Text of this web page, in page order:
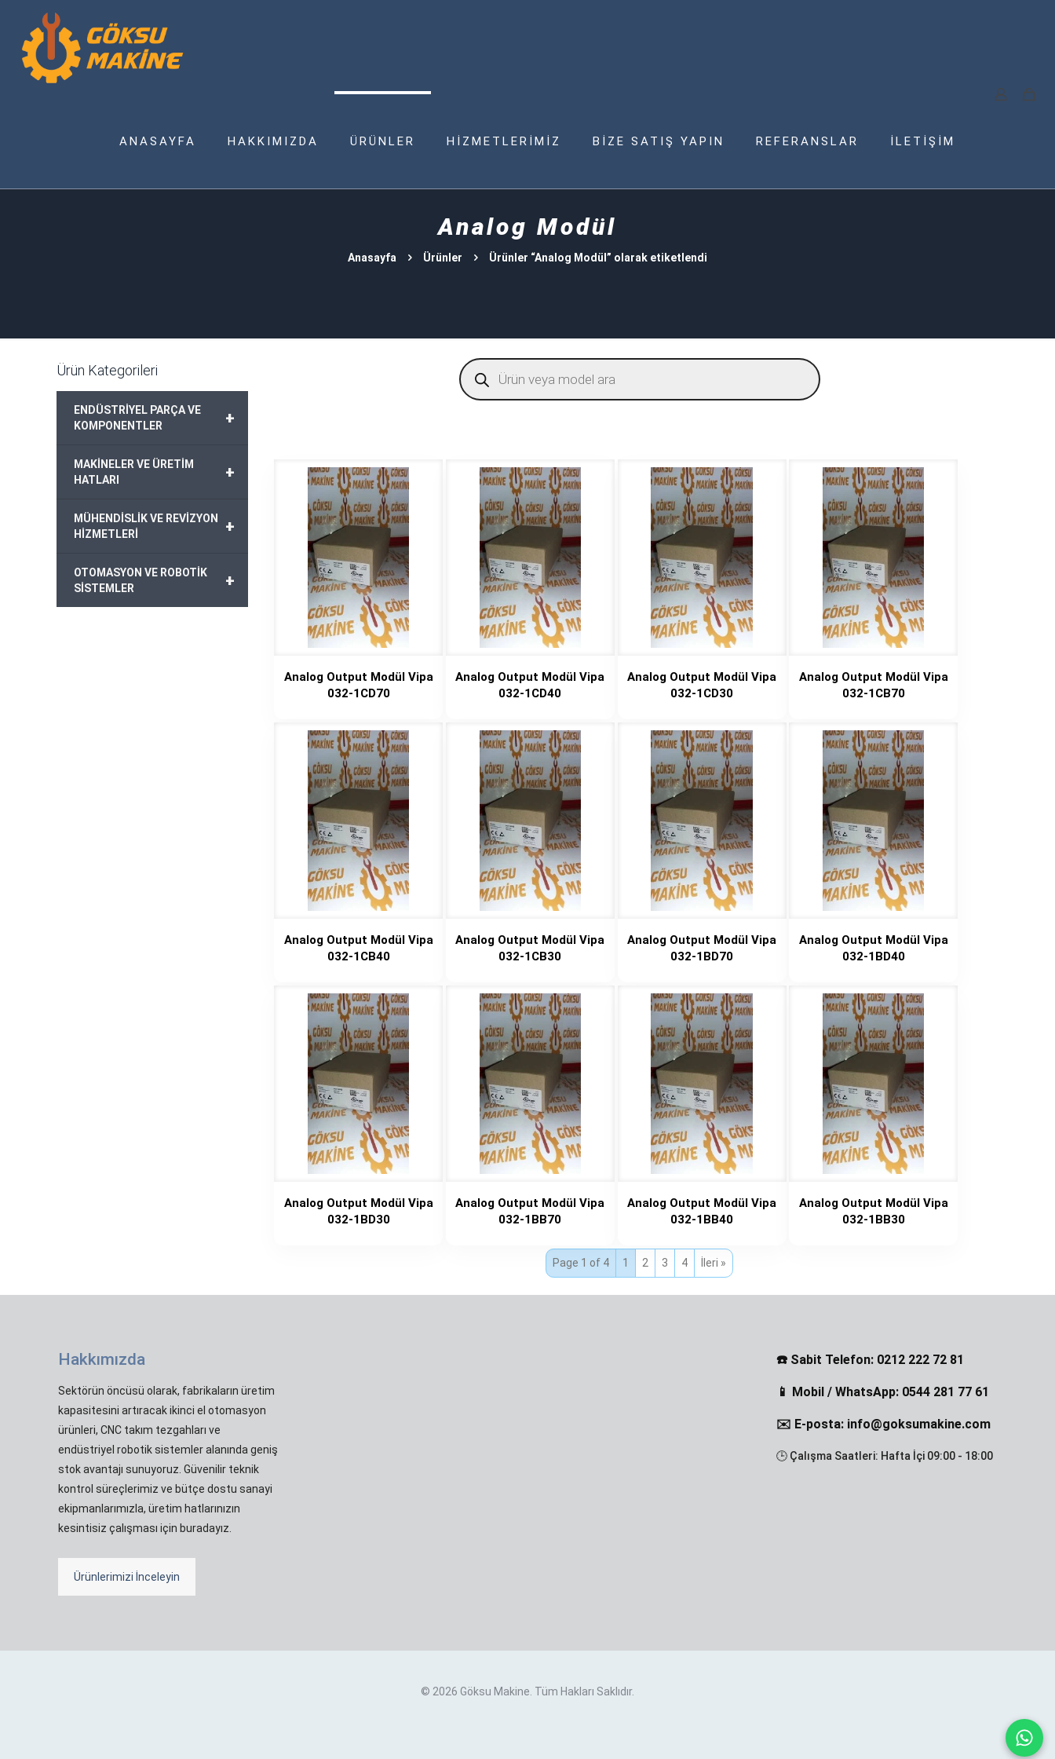
ANASAYFA HAKKIMIZDA ÜRÜNLER HİZMETLERİMİZ BİZE SATIŞ YAPIN REFERANSLAR İLETİŞİM
Analog Modül
Anasayfa Ürünler Ürünler “Analog Modül” olarak etiketlendi
Products
search
Analog Output Modül Vipa
032-1CD70
Analog Output Modül Vipa
032-1CD40
Analog Output Modül Vipa
032-1CD30
Analog Output Modül Vipa
032-1CB70
Analog Output Modül Vipa
032-1CB40
Analog Output Modül Vipa
032-1CB30
Analog Output Modül Vipa
032-1BD70
Analog Output Modül Vipa
032-1BD40
Analog Output Modül Vipa
032-1BD30
Analog Output Modül Vipa
032-1BB70
Analog Output Modül Vipa
032-1BB40
Analog Output Modül Vipa
032-1BB30
Page 1 of 4 1 2 3 4 İleri »
Ürün Kategorileri
+
ENDÜSTRİYEL PARÇA VE
KOMPONENTLER
+
MAKİNELER VE ÜRETİM
HATLARI
+
MÜHENDİSLİK VE REVİZYON
HİZMETLERİ
+
OTOMASYON VE ROBOTİK
SİSTEMLER
Hakkımızda
Sektörün öncüsü olarak, fabrikaların üretim
kapasitesini artıracak ikinci el otomasyon
ürünleri, CNC takım tezgahları ve
endüstriyel robotik sistemler alanında geniş
stok avantajı sunuyoruz. Güvenilir teknik
kontrol süreçlerimiz ve bütçe dostu sanayi
ekipmanlarımızla, üretim hatlarınızın
kesintisiz çalışması için buradayız.
Ürünlerimizi İnceleyin
☎️ Sabit Telefon: 0212 222 72 81
📱 Mobil / WhatsApp: 0544 281 77 61
✉️ E-posta: info@goksumakine.com
🕒 Çalışma Saatleri: Hafta İçi 09:00 - 18:00